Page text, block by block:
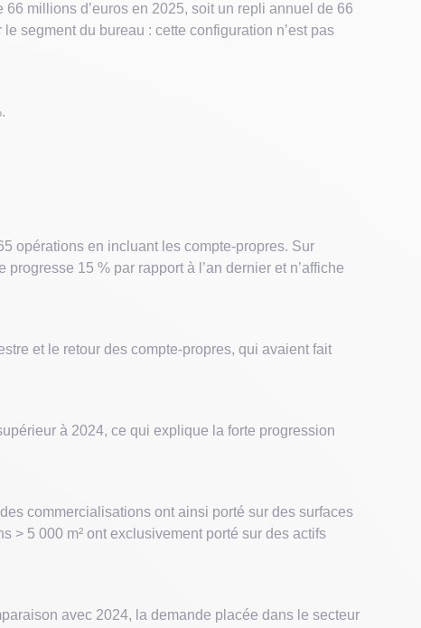
millions d’euros en 2025, soit un repli annuel de 66
segment du bureau : cette configuration n’est pas
opérations en incluant les compte-propres. Sur
15 % par rapport à l’an dernier et n’affiche
et le retour des compte-propres, qui avaient fait
à 2024, ce qui explique la forte progression
commercialisations ont ainsi porté sur des surfaces
> 5 000 m² ont exclusivement porté sur des actifs
avec 2024, la demande placée dans le secteur